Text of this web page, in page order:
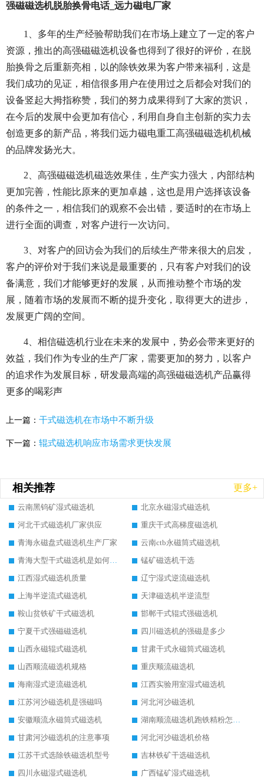
强磁磁选机脱胎换骨电话_远力磁电厂家
1、多年的生产经验帮助我们在市场上建立了一定的客户
资源，推出的高强磁磁选机设备也得到了很好的评价，在脱
胎换骨之后重新亮相，以的除铁效果为客户带来福利，这是
我们成功的见证，相信很多用户在使用过之后都会对我们的
设备竖起大拇指称赞，我们的努力成果得到了大家的赏识，
在今后的发展中会更加有信心，利用自身自主创新的实力去
创造更多的新产品，将我们远力磁电重工高强磁磁选机机械
的品牌发扬光大。
2、高强磁磁选机磁选效果佳，生产实力强大，内部结构
更加完善，性能比原来的更加卓越，这也是用户选择该设备
的条件之一，相信我们的观察不会出错，要适时的在市场上
进行全面的调查，对客户进行一次访问。
3、对客户的回访会为我们的后续生产带来很大的启发，
客户的评价对于我们来说是最重要的，只有客户对我们的设
备满意，我们才能够更好的发展，从而推动整个市场的发
展，随着市场的发展而不断的提升变化，取得更大的进步，
发展更广阔的空间。
4、相信磁选机行业在未来的发展中，势必会带来更好的
效益，我们作为专业的生产厂家，需要更加的努力，以客户
的追求作为发展目标，研发最高端的高强磁磁选机产品赢得
更多的喝彩声
上一篇： 干式磁选机在市场中不断升级
下一篇： 辊式磁选机响应市场需求更快发展
相关推荐 更多+
云南黑钨矿湿式磁选机
北京永磁湿式磁选机
河北干式磁选机厂家供应
重庆干式高梯度磁选机
青海永磁盘式磁选机生产厂家
云南ctb永磁筒式磁选机
青海大型干式磁选机是如何选矿的
锰矿磁选机干选
江西湿式磁选机质量
辽宁湿式逆流磁选机
上海半逆流式磁选机
天津磁选机半逆流型
鞍山贫铁矿干式磁选机
邯郸干式辊式强磁选机
宁夏干式强磁磁选机
四川磁选机的强磁是多少
山西永磁辊式磁选机
甘肃干式永磁筒式磁选机
山西顺流磁选机规格
重庆顺流磁选机
海南湿式逆流磁选机
江西实验用室湿式磁选机
江苏河沙磁选机是强磁吗
河北河沙磁选机
安徽顺流永磁筒式磁选机
湖南顺流磁选机跑铁精粉怎么处理
甘肃河沙磁选机的注意事项
河北河沙磁选机价格
江苏干式选除铁磁选机型号
吉林铁矿干选磁选机
四川永磁湿式磁选机
广西锰矿湿式磁选机